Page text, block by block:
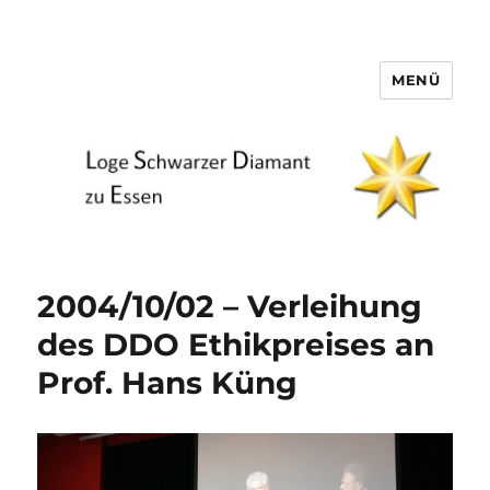
Loge Schwarzer Diamant zu
MENÜ
2004/10/02 – Verleihung
des DDO Ethikpreises an
Prof. Hans Küng